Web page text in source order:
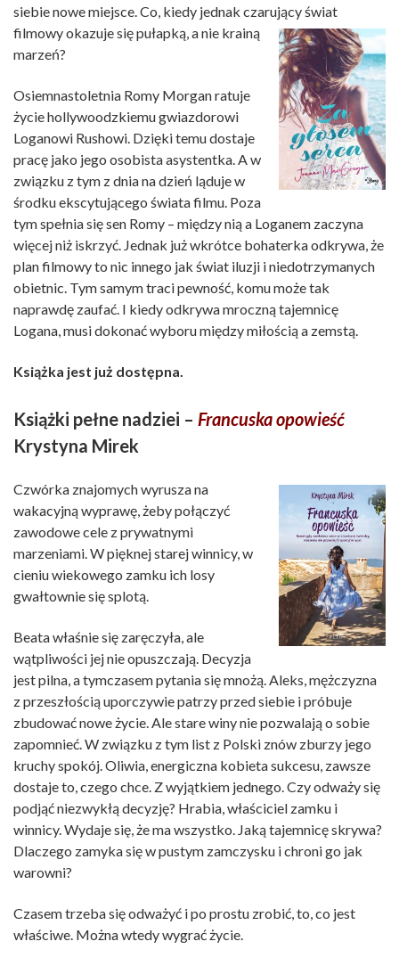
siebie nowe miejsce. Co, kiedy jednak czarujący świat
filmowy okazuje się pułapką, a nie krainą
marzeń?
Osiemnastoletnia Romy Morgan ratuje
życie hollywoodzkiemu gwiazdorowi
Loganowi Rushowi. Dzięki temu dostaje
pracę jako jego osobista asystentka. A w
związku z tym z dnia na dzień ląduje w
środku ekscytującego świata filmu. Poza
tym spełnia się sen Romy – między nią a Loganem zaczyna
więcej niż iskrzyć. Jednak już wkrótce bohaterka odkrywa, że
plan filmowy to nic innego jak świat iluzji i niedotrzymanych
obietnic. Tym samym traci pewność, komu może tak
naprawdę zaufać. I kiedy odkrywa mroczną tajemnicę
Logana, musi dokonać wyboru między miłością a zemstą.
Książka jest już dostępna.
Książki pełne nadziei – Francuska opowieść
Krystyna Mirek
Czwórka znajomych wyrusza na
wakacyjną wyprawę, żeby połączyć
zawodowe cele z prywatnymi
marzeniami. W pięknej starej winnicy, w
cieniu wiekowego zamku ich losy
gwałtownie się splotą.
Beata właśnie się zaręczyła, ale
wątpliwości jej nie opuszczają. Decyzja
jest pilna, a tymczasem pytania się mnożą. Aleks, mężczyzna
z przeszłością uporczywie patrzy przed siebie i próbuje
zbudować nowe życie. Ale stare winy nie pozwalają o sobie
zapomnieć. W związku z tym list z Polski znów zburzy jego
kruchy spokój. Oliwia, energiczna kobieta sukcesu, zawsze
dostaje to, czego chce. Z wyjątkiem jednego. Czy odważy się
podjąć niezwykłą decyzję? Hrabia, właściciel zamku i
winnicy. Wydaje się, że ma wszystko. Jaką tajemnicę skrywa?
Dlaczego zamyka się w pustym zamczysku i chroni go jak
warowni?
Czasem trzeba się odważyć i po prostu zrobić, to, co jest
właściwe. Można wtedy wygrać życie.